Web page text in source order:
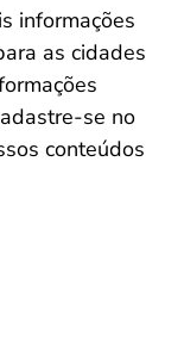
informações
as cidades
se no
conteúdos